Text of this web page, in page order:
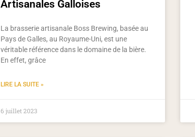
Artisanales Galloises
La brasserie artisanale Boss Brewing, basée au
Pays de Galles, au Royaume-Uni, est une
véritable référence dans le domaine de la bière.
En effet, grâce
LIRE LA SUITE »
6 juillet 2023